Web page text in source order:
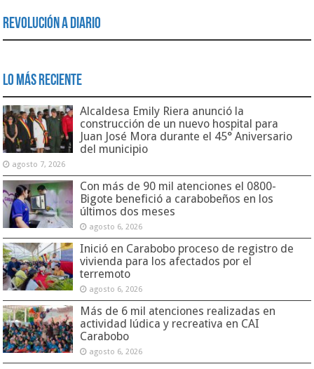
Revolución a Diario
Lo Más Reciente
Alcaldesa Emily Riera anunció la
construcción de un nuevo hospital para
Juan José Mora durante el 45° Aniversario
del municipio
agosto 7, 2026
Con más de 90 mil atenciones el 0800-
Bigote benefició a carabobeños en los
últimos dos meses
agosto 6, 2026
Inició en Carabobo proceso de registro de
vivienda para los afectados por el
terremoto
agosto 6, 2026
Más de 6 mil atenciones realizadas en
actividad lúdica y recreativa en CAI
Carabobo
agosto 6, 2026